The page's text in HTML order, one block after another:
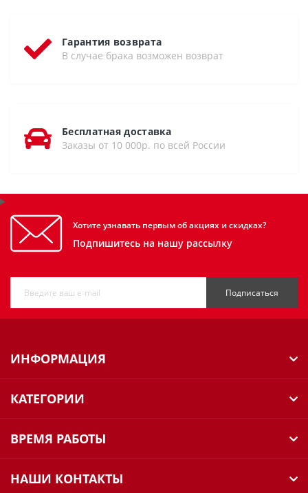
Гарантия возврата
В случае брака возможен возврат
Бесплатная доставка
Заказы от 10 000р. по всей России
Хотите узнавать первым об акциях и скидках?
Подпишитесь на нашу рассылку
Подписаться
ИНФОРМАЦИЯ
КАТЕГОРИИ
ВРЕМЯ РАБОТЫ
НАШИ КОНТАКТЫ